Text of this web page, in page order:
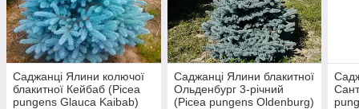
Саджанці Ялини колючої
блакитної Кейбаб (Picea
pungens Glauca Kaibab)
Саджанці Ялини блакитної
Ольденбург 3-річний
(Picea pungens Oldenburg)